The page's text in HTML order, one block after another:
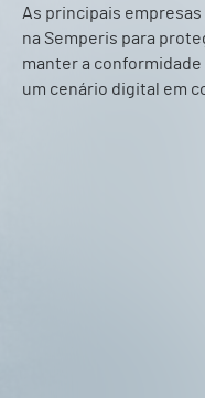
As principais
na Semperis para
manter a
um cenário digital em